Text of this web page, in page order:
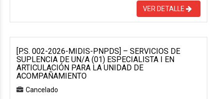
VER DETALLE
[P.S. 002-2026-MIDIS-PNPDS] – SERVICIOS DE
SUPLENCIA DE UN/A (01) ESPECIALISTA I EN
ARTICULACIÓN PARA LA UNIDAD DE
ACOMPAÑAMIENTO
Cancelado